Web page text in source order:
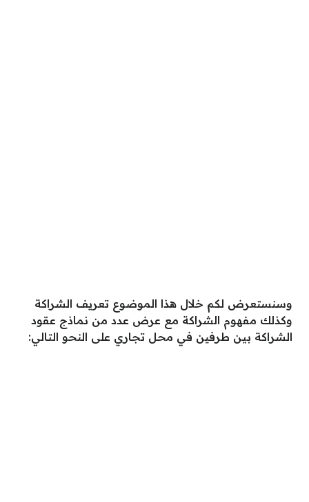
وسنستعرض لكم خلال هذا الموضوع تعريف الشراكة
وكذلك مفهوم الشراكة مع عرض عدد من نماذج عقود
الشراكة بين طرفين في محل تجاري على النحو التالي: